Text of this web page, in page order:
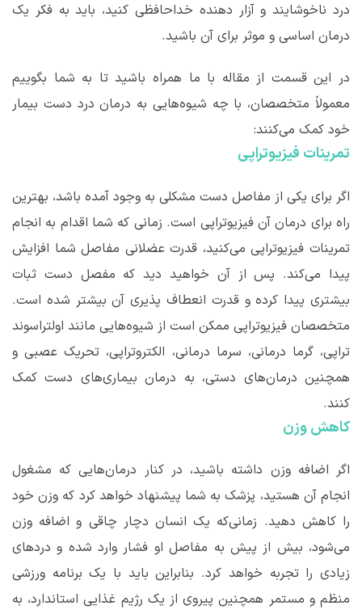
درد ناخوشایند و آزار دهنده خداحافظی کنید، باید به فکر یک
درمان اساسی و موثر برای آن باشید.
در این قسمت از مقاله با ما همراه باشید تا به شما بگوییم
معمولاً متخصصان، با چه شیوههایی به درمان درد دست بیمار
خود کمک میکنند:
تمرینات فیزیوتراپی
اگر برای یکی از مفاصل دست مشکلی به وجود آمده باشد، بهترین
راه برای درمان آن فیزیوتراپی است. زمانی که شما اقدام به انجام
تمرینات فیزیوتراپی میکنید، قدرت عضلانی مفاصل شما افزایش
پیدا میکند. پس از آن خواهید دید که مفصل دست ثبات
بیشتری پیدا کرده و قدرت انعطاف پذیری آن بیشتر شده است.
متخصصان فیزیوتراپی ممکن است از شیوههایی مانند اولتراسوند
تراپی، گرما درمانی، سرما درمانی، الکتروتراپی، تحریک عصبی و
همچنین درمانهای دستی، به درمان بیماریهای دست کمک
کنند.
کاهش وزن
اگر اضافه وزن داشته باشید، در کنار درمانهایی که مشغول
انجام آن هستید، پزشک به شما پیشنهاد خواهد کرد که وزن خود
را کاهش دهید. زمانی‌که یک انسان دچار چاقی و اضافه وزن
میشود، بیش از پیش به مفاصل او فشار وارد شده و دردهای
زیادی را تجربه خواهد کرد. بنابراین باید با یک برنامه ورزشی
منظم و مستمر همچنین پیروی از یک رژیم غذایی استاندارد، به